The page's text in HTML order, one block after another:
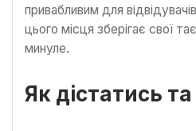
привабливим для
цього місця зберігає свої
минуле.
Як дістатись